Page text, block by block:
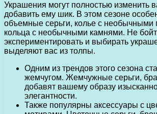
Украшения могут полностью изменить
добавить ему шик. В этом сезоне
объемные серьги, колье с необычными
кольца с необычными камнями. Не
экспериментировать и выбирать
выделяют вас из толпы.
Одним из трендов этого сезона
жемчугом. Жемчужные серьги,
добавят вашему образу
элегантности.
Также популярны аксессуары с